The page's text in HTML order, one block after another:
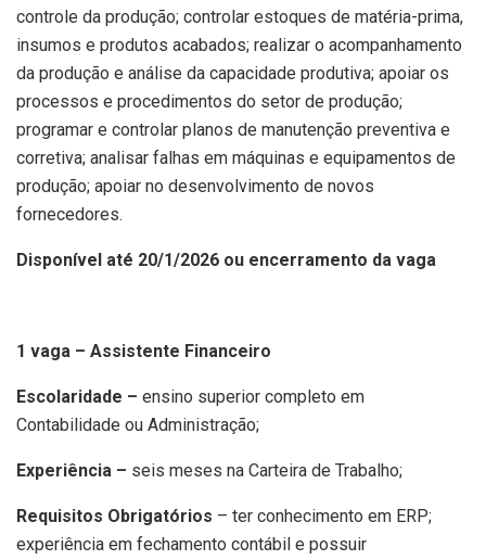
controle da produção; controlar estoques de matéria-prima,
insumos e produtos acabados; realizar o acompanhamento
da produção e análise da capacidade produtiva; apoiar os
processos e procedimentos do setor de produção;
programar e controlar planos de manutenção preventiva e
corretiva; analisar falhas em máquinas e equipamentos de
produção; apoiar no desenvolvimento de novos
fornecedores.
Disponível até 20/1/2026 ou encerramento da vaga
1 vaga – Assistente Financeiro
Escolaridade – ensino superior completo em
Contabilidade ou Administração;
Experiência – seis meses na Carteira de Trabalho;
Requisitos Obrigatórios – ter conhecimento em ERP;
experiência em fechamento contábil e possuir